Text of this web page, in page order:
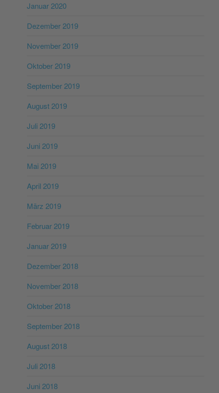
Januar 2020
Dezember 2019
November 2019
Oktober 2019
September 2019
August 2019
Juli 2019
Juni 2019
Mai 2019
April 2019
März 2019
Februar 2019
Januar 2019
Dezember 2018
November 2018
Oktober 2018
September 2018
August 2018
Juli 2018
Juni 2018